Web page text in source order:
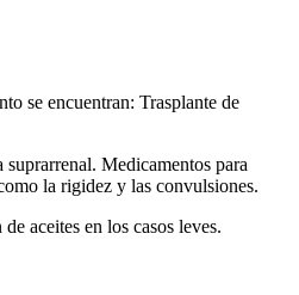
se encuentran: Trasplante de
Medicamentos para
la rigidez y las convulsiones.
aceites en los casos leves.